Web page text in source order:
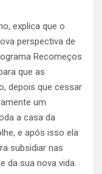
explica que o
perspectiva de
Recomeços
que as
depois que cessar
um
a casa da
e após isso ela
subsidiar nas
da sua nova vida.